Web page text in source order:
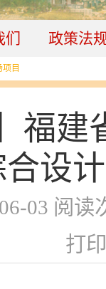
们 政策法
目
福
设
03 阅读
打